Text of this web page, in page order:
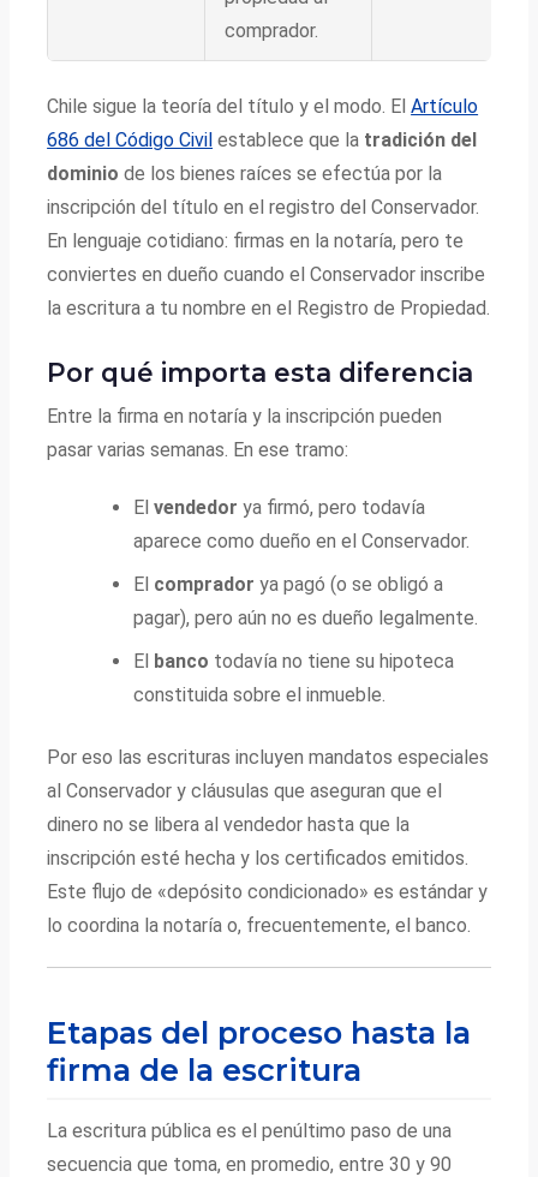
comprador.
Chile sigue la teoría del título y el modo. ElArtículo
686 del Código Civil establece que la tradición del
dominio de los bienes raíces se efectúa por la
inscripción del título en el registro del Conservador.
En lenguaje cotidiano: firmas en la notaría, pero te
conviertes en dueño cuando el Conservador inscribe
la escritura a tu nombre en el Registro de Propiedad.
Por qué importa esta diferencia
Entre la firma en notaría y la inscripción pueden
pasar varias semanas. En ese tramo:
Elvendedor ya firmó, pero todavía
aparece como dueño en el Conservador.
El comprador ya pagó (o se obligó a
pagar), pero aún no es dueño legalmente.
El banco todavía no tiene su hipoteca
constituida sobre el inmueble.
Por eso las escrituras incluyen mandatos especiales
al Conservador y cláusulas que aseguran que el
dinero no se libera al vendedor hasta que la
inscripción esté hecha y los certificados emitidos.
Este flujo de «depósito condicionado» es estándar y
lo coordina la notaría o, frecuentemente, el banco.
Etapas del proceso hasta la
firma de la escritura
La escritura pública es el penúltimo paso de una
secuencia que toma, en promedio, entre 30 y 90